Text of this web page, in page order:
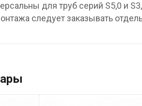
для труб серий S5,0 и
следует заказывать